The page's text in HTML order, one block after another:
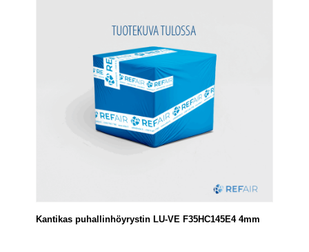
Kantikas puhallinhöyrystin LU-VE F35HC145E4 4mm